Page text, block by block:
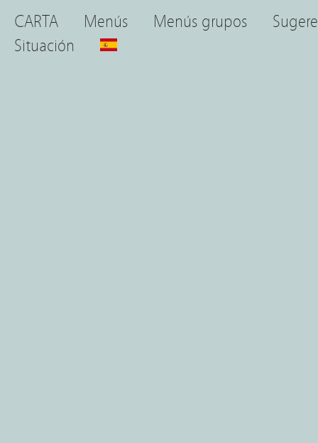
CARTA Menús Menús grupos
Situación